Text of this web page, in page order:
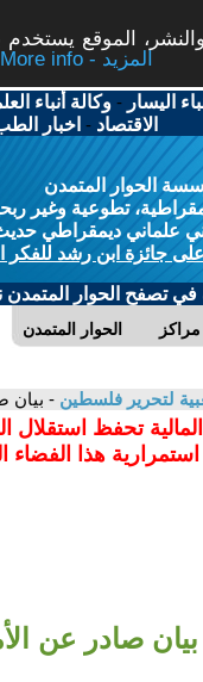
الموقع
More info - المزيد
اليسار -وكالة أنباء
الاقتصاد - اخبار
الحوار المتمدن
تطوعية وغير
ديمقراطي حديث
جائزة ابن رشد للفكر
في تصفح الحوار المتمدن
الحوار المتمدن مراكز
لتحرير فلسطين - بيان
تحفظ
استمرارية هذا الفضاء
بيان صادر عن